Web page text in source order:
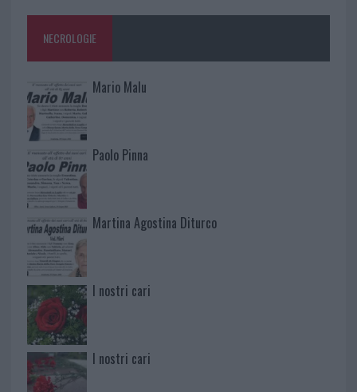
NECROLOGIE
Mario Malu
Paolo Pinna
Martina Agostina Diturco
I nostri cari
I nostri cari